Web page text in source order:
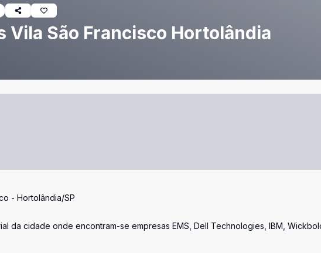
Vila São Francisco Hortolândia
- Hortolândia/SP
da cidade onde encontram-se empresas EMS, Dell Technologies, IBM,